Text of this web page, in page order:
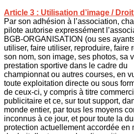
Article 3 : Utilisation d’image /
Par son adhésion à l’association,
pilote autorise expressément
BGB-ORGANISATION (ou ses
utiliser, faire utiliser, reproduire, faire
son nom, son image, ses photos, sa
prestation sportive dans le cadre du
championnat ou autres courses, en
toute exploitation directe ou sous
de ceux-ci, y compris à titre
publicitaire et ce, sur tout support,
monde entier, par tous les moyens
inconnus à ce jour, et pour toute la
protection actuellement accordée en